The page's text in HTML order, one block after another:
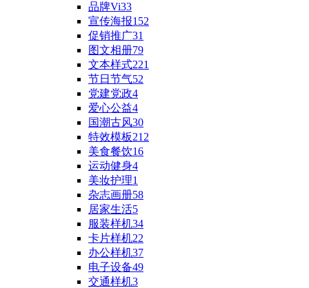
品牌Vi33
宣传海报152
促销推广31
图文相册79
文本样式221
节日节气52
党建党政4
爱心公益4
国潮古风30
特效模板212
美食餐饮16
运动健身4
美妆护理1
杂志画册58
居家生活5
服装样机34
卡片样机22
办公样机37
电子设备49
交通样机3